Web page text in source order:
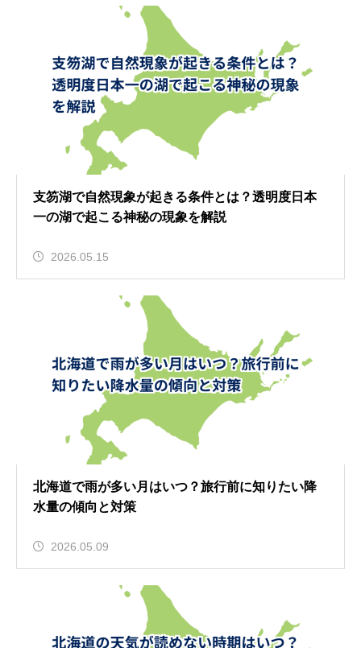
支笏湖で自然現象が起きる条件とは？透明度日本
一の湖で起こる神秘の現象を解説
2026.05.15
北海道で雨が多い月はいつ？旅行前に知りたい降
水量の傾向と対策
2026.05.09